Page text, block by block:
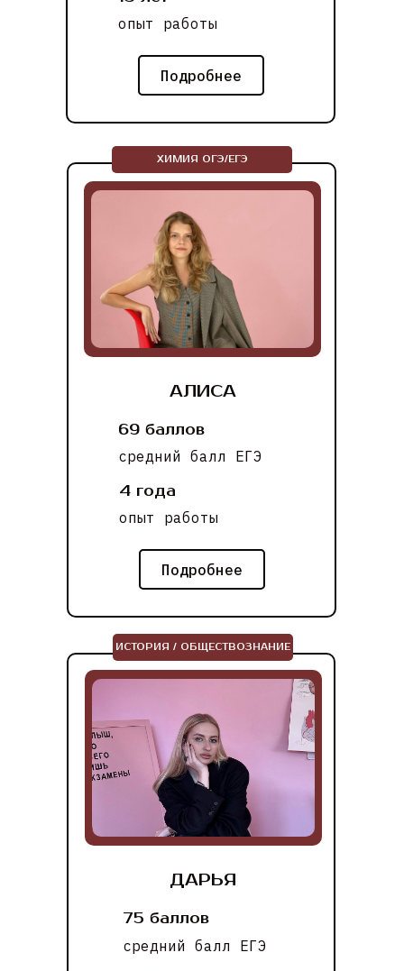
Подробнее
опыт работы
Подробнее
69 баллов
средний балл ЕГЭ
опыт работы
АЛИСА
ХИМИЯ ОГЭ/ЕГЭ
4 года
75 баллов
средний балл ЕГЭ
ДАРЬЯ
ИСТОРИЯ / ОБЩЕСТВОЗНАНИЕ